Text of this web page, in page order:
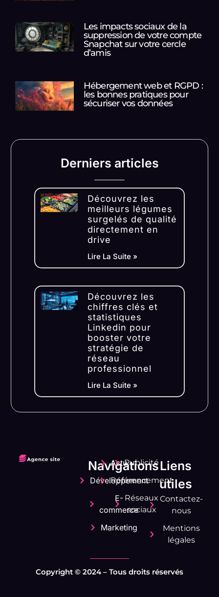
Les impacts sociaux de la
suppression de votre compte
Snapchat sur votre cercle
d’amis
Hébergement web et RGPD :
les bonnes pratiques pour
sécuriser vos données
Derniers articles
Découvrez les
meilleurs légumes
surgelés de qualité
directement en
drive
Lire La Suite »
Découvrez les
chiffres clés et
statistiques
Linkedin pour
booster votre
stratégie de
réseau
professionnel
Lire La Suite »
Navigations
Actu
Développement
E-
commerce
Marketing
Publicité
Référencement
Réseaux
sociaux
Liens
utiles
Contactez-
nous
Mentions
légales
Copyright © 2024 – Tous droits réservés